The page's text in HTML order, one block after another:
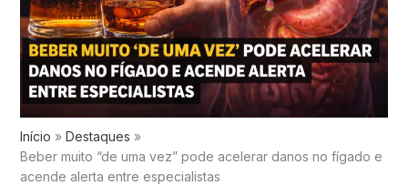
Início
Destaques
Beber muito “de uma vez” pode acelerar danos no fígado e
acende alerta entre especialistas